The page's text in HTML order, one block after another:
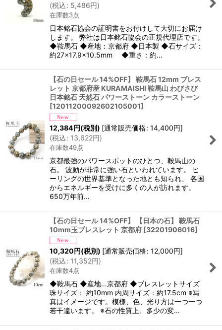
(税込: 5,486円)
在庫数3点
日本銘石協会の証明書をお付けして大切にお届け
します。 弊社は日本銘石協会の正規代理店です。
◆鞍馬石 ◆産地：京都府 ◆日本製 ◆石サイズ：
約27×17.9×10.5mm ◆重さ：約…
【石の日セール 14%OFF】 鞍馬石 12mm ブレス
レット 京都府産 KURAMAISHI 鞍馬山 わびさび
日本銘石 天然石 パワーストーン カラーストーン
[12011200092602105001]
12,384円(税別) [通常販売価格: 14,400円]
(税込: 13,622円)
在庫数49点
京都最強のパワースポットのひとつ、鞍馬山の
石。 波動が非常に強い石といわれています。 ヒ
ーリングの世界基準となった地とも知られ、 各国
からエネルギーを受けに多くの人が訪れます。
650万年前…
【石の日セール 14%OFF】 【日本の石】 鞍馬石
10mm玉ブレスレット 京都府 [32201906016]
10,320円(税別) [通常販売価格: 12,000円]
(税込: 11,352円)
在庫数4点
◆鞍馬石 ◆産地…京都府 ◆ブレスレットサイズ
珠サイズ： 約10mm 内周サイズ：約17.5cm ※写
真はイメージです。模様、色、光り方は一つ一つ
若干違います。 ※石の性質上、多少の変…